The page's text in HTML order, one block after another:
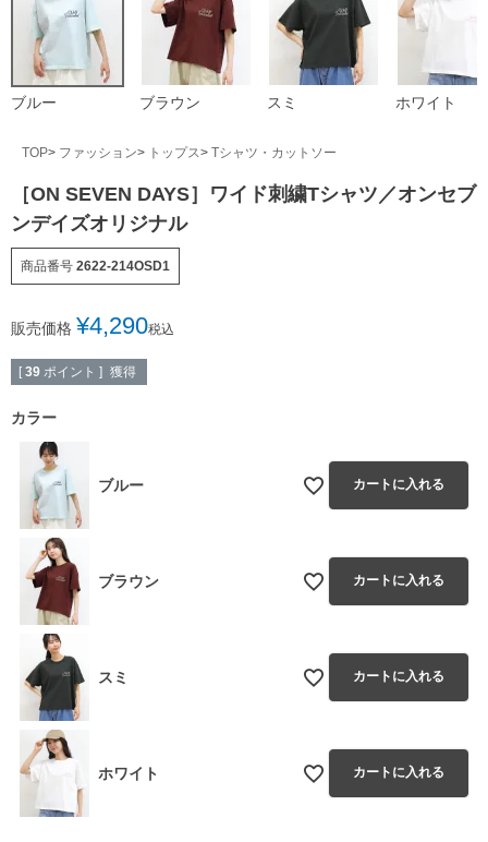
ブルー ブラウン スミ ホワイト
TOP ファッション トップス Tシャツ・カットソー
［ON SEVEN DAYS］ワイド刺繍Tシャツ／オンセブ
ンデイズオリジナル
商品番号 2622-214OSD1
販売価格 ¥4,290税込
[ 39 ポイント ] 獲得
カラー
ブルー カートに入れる
ブラウン カートに入れる
スミ カートに入れる
ホワイト カートに入れる